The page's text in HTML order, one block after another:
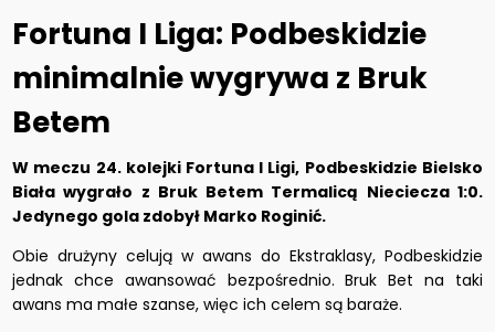
Fortuna I Liga: Podbeskidzie
minimalnie wygrywa z Bruk
Betem
W meczu 24. kolejki Fortuna I Ligi, Podbeskidzie Bielsko
Biała wygrało z Bruk Betem Termalicą Nieciecza 1:0.
Jedynego gola zdobył Marko Roginić.
Obie drużyny celują w awans do Ekstraklasy, Podbeskidzie
jednak chce awansować bezpośrednio. Bruk Bet na taki
awans ma małe szanse, więc ich celem są baraże.